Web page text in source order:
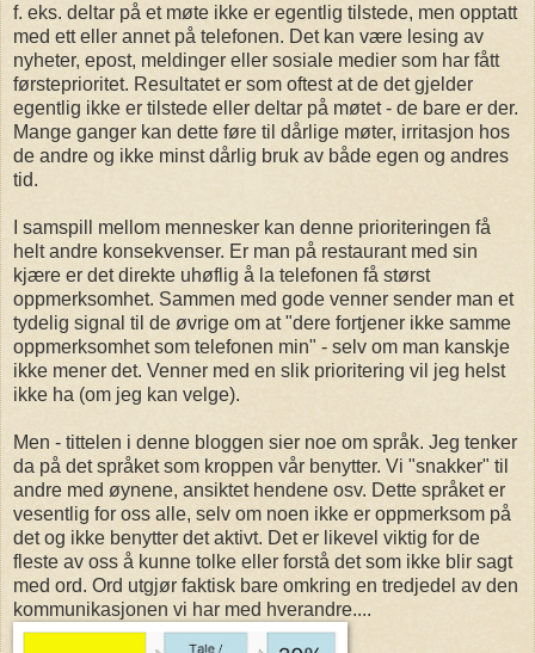
f. eks. deltar på et møte ikke er egentlig tilstede, men opptatt
med ett eller annet på telefonen. Det kan være lesing av
nyheter, epost, meldinger eller sosiale medier som har fått
førsteprioritet. Resultatet er som oftest at de det gjelder
egentlig ikke er tilstede eller deltar på møtet - de bare er der.
Mange ganger kan dette føre til dårlige møter, irritasjon hos
de andre og ikke minst dårlig bruk av både egen og andres
tid.
I samspill mellom mennesker kan denne prioriteringen få
helt andre konsekvenser. Er man på restaurant med sin
kjære er det direkte uhøflig å la telefonen få størst
oppmerksomhet. Sammen med gode venner sender man et
tydelig signal til de øvrige om at "dere fortjener ikke samme
oppmerksomhet som telefonen min" - selv om man kanskje
ikke mener det. Venner med en slik prioritering vil jeg helst
ikke ha (om jeg kan velge).
Men - tittelen i denne bloggen sier noe om språk. Jeg tenker
da på det språket som kroppen vår benytter. Vi "snakker" til
andre med øynene, ansiktet hendene osv. Dette språket er
vesentlig for oss alle, selv om noen ikke er oppmerksom på
det og ikke benytter det aktivt. Det er likevel viktig for de
fleste av oss å kunne tolke eller forstå det som ikke blir sagt
med ord. Ord utgjør faktisk bare omkring en tredjedel av den
kommunikasjonen vi har med hverandre....